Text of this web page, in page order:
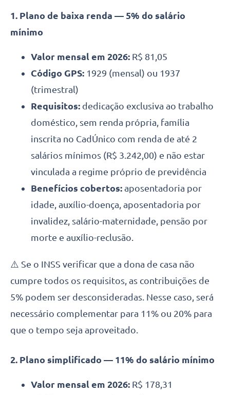
1. Plano de baixa renda — 5% do salário
mínimo
Valor mensal em 2026: R$ 81,05
Código GPS: 1929 (mensal) ou 1937
(trimestral)
Requisitos: dedicação exclusiva ao trabalho
doméstico, sem renda própria, família
inscrita no CadÚnico com renda de até 2
salários mínimos (R$ 3.242,00) e não estar
vinculada a regime próprio de previdência
Benefícios cobertos: aposentadoria por
idade, auxílio-doença, aposentadoria por
invalidez, salário-maternidade, pensão por
morte e auxílio-reclusão.
⚠️ Se o INSS verificar que a dona de casa não
cumpre todos os requisitos, as contribuições de
5% podem ser desconsideradas. Nesse caso, será
necessário complementar para 11% ou 20% para
que o tempo seja aproveitado.
2. Plano simplificado — 11% do salário mínimo
Valor mensal em 2026: R$ 178,31